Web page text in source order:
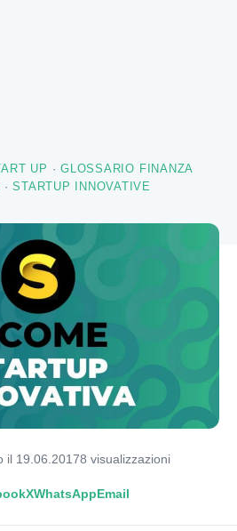
UP ·GLOSSARIO FINANZA
·STARTUP INNOVATIVE
il 19.06.20178 visualizzazioni
XWhatsApp Email